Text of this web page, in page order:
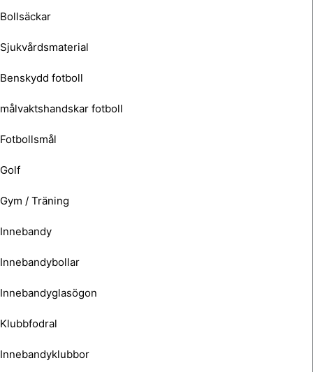
Bollsäckar
Sjukvårdsmaterial
Benskydd fotboll
målvaktshandskar fotboll
Fotbollsmål
Golf
Gym / Träning
Innebandy
Innebandybollar
Innebandyglasögon
Klubbfodral
Innebandyklubbor